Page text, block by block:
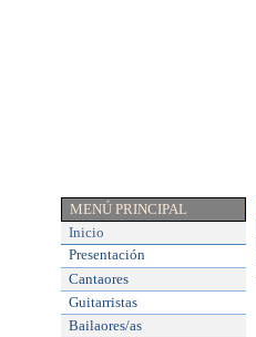
MENÚ PRINCIPAL
Inicio
Presentación
Cantaores
Guitarristas
Bailaores/as